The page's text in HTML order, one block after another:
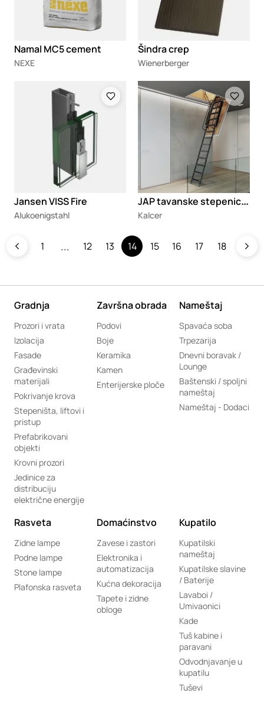
Namal MC5 cement
NEXE
Šindra crep
Wienerberger
Jansen VISS Fire
Alukoenigstahl
Loading
J
AP tavanske stepenice Aristo
Kalcer
1 12 13 14 15 16 17 18
Gradnja
Prozori i vrata
Izolacija
Fasade
Građevinski
materijali
Pokrivanje krova
Stepeništa, liftovi i
pristup
Prefabrikovani
objekti
Krovni prozori
Jedinice za
distribuciju
električne energije
Završna obrada
Podovi
Boje
Keramika
Kamen
Enterijerske ploče
Nameštaj
Spavaća soba
Trpezarija
Dnevni boravak /
Lounge
Baštenski / spoljni
nameštaj
Nameštaj - Dodaci
Rasveta
Zidne lampe
Podne lampe
Stone lampe
Plafonska rasveta
Domaćinstvo
Zavese i zastori
Elektronika i
automatizacija
Kućna dekoracija
Tapete i zidne
obloge
Kupatilo
Kupatilski
nameštaj
Kupatilske slavine
/ Baterije
Lavaboi /
Umivaonici
Kade
Tuš kabine i
paravani
Odvodnjavanje u
kupatilu
Tuševi